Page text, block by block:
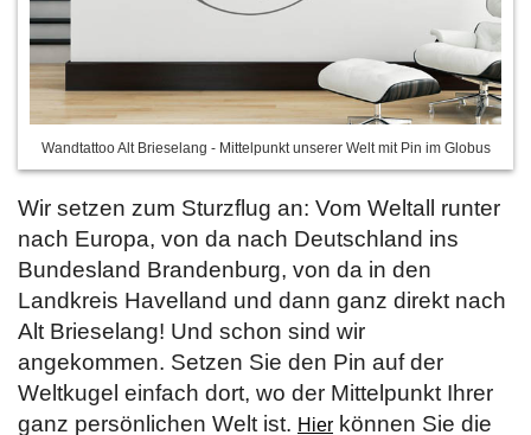
Wandtattoo Alt Brieselang - Mittelpunkt unserer Welt mit Pin im Globus
Wir setzen zum Sturzflug an: Vom Weltall runter
nach Europa, von da nach Deutschland ins
Bundesland Brandenburg, von da in den
Landkreis Havelland und dann ganz direkt nach
Alt Brieselang! Und schon sind wir
angekommen. Setzen Sie den Pin auf der
Weltkugel einfach dort, wo der Mittelpunkt Ihrer
ganz persönlichen Welt ist. Hier können Sie die